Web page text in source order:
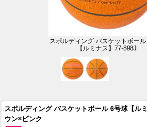
スポルディング バスケットボー
【ルミナス】77-898J
スポルディング バスケットボール 6号球【ル
ウン×ピンク